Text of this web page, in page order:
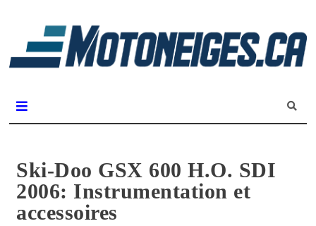
Ski-Doo GSX 600 H.O. SDI
2006: Instrumentation et
accessoires